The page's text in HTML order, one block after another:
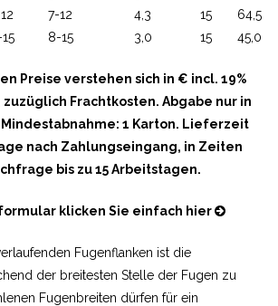
7-12 4,3 15
64,5
8-15 3,0 15 45,0
Preise verstehen sich in € incl. 19%
Frachtkosten. Abgabe nur in
1 Karton. Lieferzeit
nach Zahlungseingang, in Zeiten
bis zu 15 Arbeitstagen.
klicken Sie einfach hier
Fugenflanken ist die
der breitesten Stelle der Fugen zu
Fugenbreiten dürfen für ein